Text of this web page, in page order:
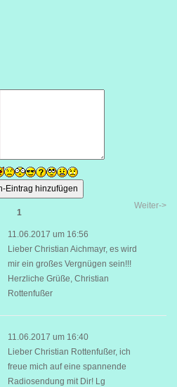
1
Weiter->
11.06.2017 um 16:56
Lieber Christian Aichmayr, es wird
mir ein großes Vergnügen sein!!!
Herzliche Grüße, Christian
Rottenfußer
11.06.2017 um 16:40
Lieber Christian Rottenfußer, ich
freue mich auf eine spannende
Radiosendung mit Dir! Lg